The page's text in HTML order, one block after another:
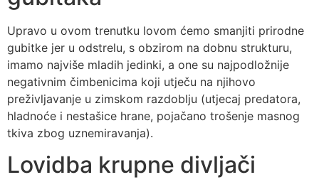
Upravo u ovom trenutku lovom ćemo smanjiti prirodne
gubitke jer u odstrelu, s obzirom na dobnu strukturu,
imamo najviše mladih jedinki, a one su najpodložnije
negativnim čimbenicima koji utječu na njihovo
preživljavanje u zimskom razdoblju (utjecaj predatora,
hladnoće i nestašice hrane, pojačano trošenje masnog
tkiva zbog uznemiravanja).
Lovidba krupne divljači